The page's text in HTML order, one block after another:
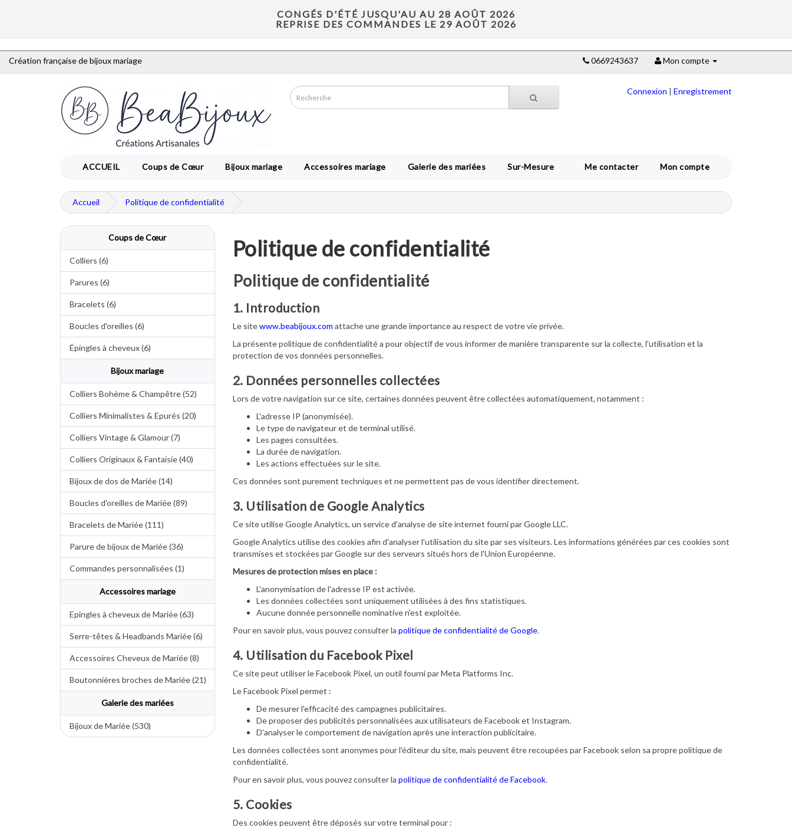
CONGÉS D'ÉTÉ JUSQU'AU AU 28 AOÛT 2026
REPRISE DES COMMANDES LE 29 AOÛT 2026
Création française de bijoux mariage 0669243637 Mon compte
Connexion | Enregistrement
ACCUEIL Coups de Cœur Bijoux mariage Accessoires mariage Galerie des mariées Sur-Mesure Me contacter Mon compte
Accueil Politique de confidentialité
Coups de Cœur
Colliers (6)
Parures (6)
Bracelets (6)
Boucles d'oreilles (6)
Épingles à cheveux (6)
Bijoux mariage
Colliers Bohème & Champêtre (52)
Colliers Minimalistes & Epurés (20)
Colliers Vintage & Glamour (7)
Colliers Originaux & Fantaisie (40)
Bijoux de dos de Mariée (14)
Boucles d'oreilles de Mariée (89)
Bracelets de Mariée (111)
Parure de bijoux de Mariée (36)
Commandes personnalisées (1)
Accessoires mariage
Epingles à cheveux de Mariée (63)
Serre-têtes & Headbands Mariée (6)
Accessoires Cheveux de Mariée (8)
Boutonnières broches de Mariée (21)
Galerie des mariées
Bijoux de Mariée (530)
Politique de confidentialité
Politique de confidentialité
1. Introduction
Le sitewww.beabijoux.com attache une grande importance au respect de votre vie privée.
La présente politique de confidentialité a pour objectif de vous informer de manière transparente sur la collecte, l'utilisation et la
protection de vos données personnelles.
2. Données personnelles collectées
Lors de votre navigation sur ce site, certaines données peuvent être collectées automatiquement, notamment :
L'adresse IP (anonymisée).
Le type de navigateur et de terminal utilisé.
Les pages consultées.
La durée de navigation.
Les actions effectuées sur le site.
Ces données sont purement techniques et ne permettent pas de vous identifier directement.
3. Utilisation de Google Analytics
Ce site utilise Google Analytics, un service d'analyse de site internet fourni par Google LLC.
Google Analytics utilise des cookies afin d'analyser l'utilisation du site par ses visiteurs. Les informations générées par ces cookies sont
transmises et stockées par Google sur des serveurs situés hors de l'Union Européenne.
Mesures de protection mises en place :
L'anonymisation de l'adresse IP est activée.
Les données collectées sont uniquement utilisées à des fins statistiques.
Aucune donnée personnelle nominative n'est exploitée.
Pour en savoir plus, vous pouvez consulter la politique de confidentialité de Google.
4. Utilisation du Facebook Pixel
Ce site peut utiliser le Facebook Pixel, un outil fourni par Meta Platforms Inc.
Le Facebook Pixel permet :
De mesurer l'efficacité des campagnes publicitaires.
De proposer des publicités personnalisées aux utilisateurs de Facebook et Instagram.
D'analyser le comportement de navigation après une interaction publicitaire.
Les données collectées sont anonymes pour l'éditeur du site, mais peuvent être recoupées par Facebook selon sa propre politique de
confidentialité.
Pour en savoir plus, vous pouvez consulter la politique de confidentialité de Facebook.
5. Cookies
Des cookies peuvent être déposés sur votre terminal pour :